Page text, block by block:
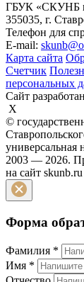
ГБУК «СКУНБ
355035, г.
Телефон для
E-mail:
Карта сайта
Счетчик
персональных
Сайт разработан
X
©
2003 — 2026.
на сайт skunb.ru
Форма
Фамилия *
Имя *